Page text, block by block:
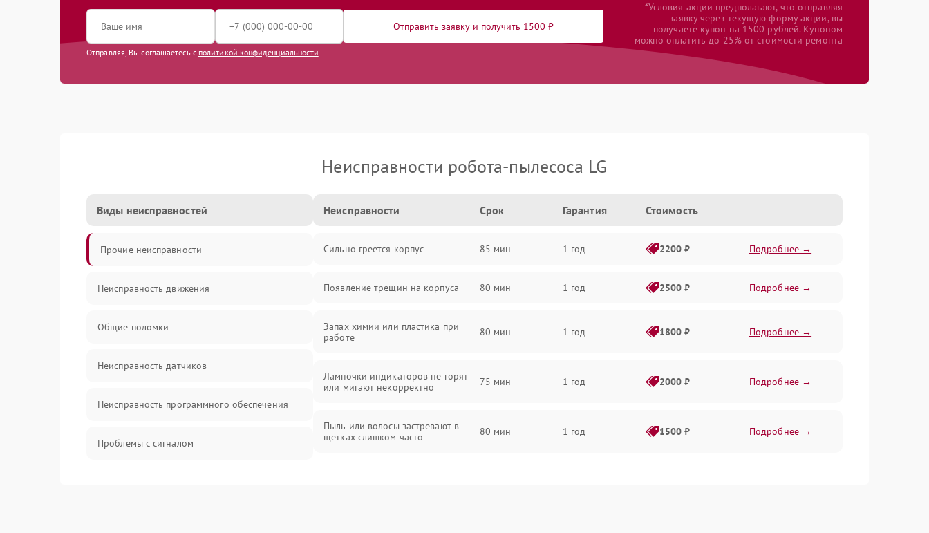
Отправить заявку и получить 1500 ₽
Отправляя, Вы соглашаетесь с политикой конфиденциальности
*Условия акции предполагают, что отправляя
заявку через текущую форму акции, вы
получаете купон на 1500 рублей. Купоном
можно оплатить до 25% от стоимости ремонта
Неисправности робота-пылесоса LG
Виды неисправностей
Прочие неисправности
Неисправность движения
Общие поломки
Неисправность датчиков
Неисправность программного обеспечения
Проблемы с сигналом
Неисправности Срок Гарантия Стоимость
Сильно греется корпус 85 мин 1 год 2200 ₽ Подробнее →
Появление трещин на корпуса 80 мин 1 год 2500 ₽ Подробнее →
Запах химии или пластика при
работе
80 мин 1 год 1800 ₽ Подробнее →
Лампочки индикаторов не горят
или мигают некорректно
75 мин 1 год 2000 ₽ Подробнее →
Пыль или волосы застревают в
щетках слишком часто
80 мин 1 год 1500 ₽ Подробнее →